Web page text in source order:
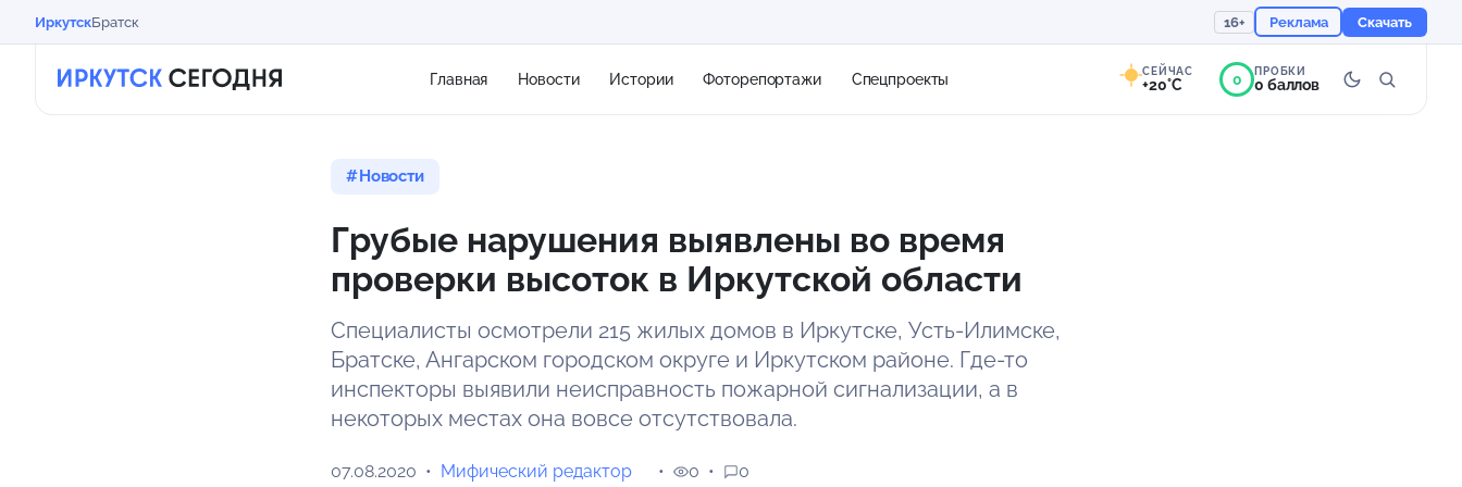
ИркутскБратск 16+ Реклама Скачать
Главная Новости Истории Фоторепортажи Спецпроекты СЕЙЧАС
+20°C
10 м/с 756 мм
0 ПРОБКИ
0 баллов
Новости
Грубые нарушения выявлены во время
проверки высоток в Иркутской области
Специалисты осмотрели 215 жилых домов в Иркутске, Усть-Илимске,
Братске, Ангарском городском округе и Иркутском районе. Где-то
инспекторы выявили неисправность пожарной сигнализации, а в
некоторых местах она вовсе отсутствовала.
07.08.2020 Мифический редактор 0 0